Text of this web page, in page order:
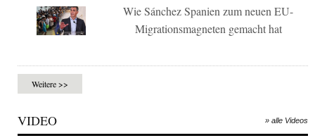
Wie Sánchez Spanien zum neuen EU-
Migrationsmagneten gemacht hat
Weitere >>
VIDEO » alle Videos